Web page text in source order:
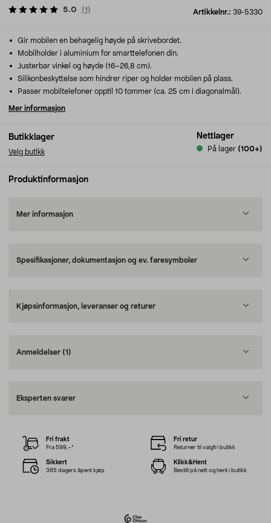
Artikkelnr.: 39-5330
5.0 (1 )
Butikklager
Velg butikk
Nettlager
På lager (100+)
Gir mobilen en behagelig høyde på skrivebordet.
Mobilholder i aluminium for smarttelefonen din.
Justerbar vinkel og høyde (16–26,8 cm).
Silikonbeskyttelse som hindrer riper og holder mobilen på plass.
Passer mobiltelefoner opptil 10 tommer (ca. 25 cm i diagonalmål).
Mer informasjon
Produktinformasjon
Mer informasjon
Spesifikasjoner, dokumentasjon og ev. faresymboler
Kjøpsinformasjon, leveranser og returer
Anmeldelser (1)
Eksperten svarer
Fri frakt
Fra 599,–*
Fri retur
Returner til valgfri butikk
Sikkert
365 dagers åpent kjøp
Klikk&Hent
Bestill på nett og hent i butikk